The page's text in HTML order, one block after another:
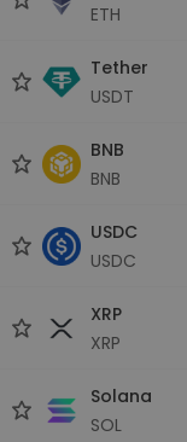
ETH
Tether
USDT
BNB
BNB
USDC
USDC
XRP
XRP
Solana
SOL